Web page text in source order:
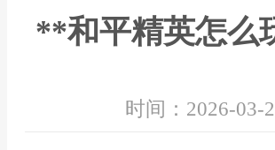
**和平精英怎么
时间：2026-03-